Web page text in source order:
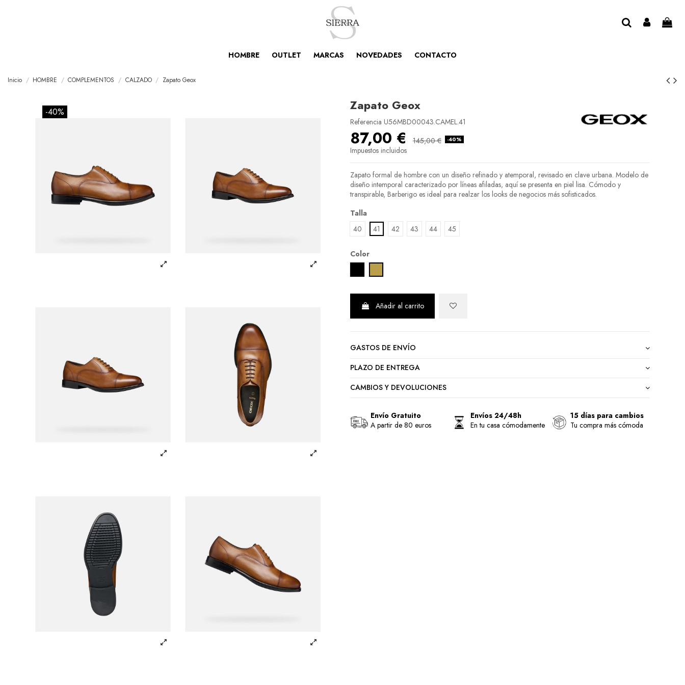
HOMBRE OUTLET MARCAS NOVEDADES CONTACTO
Inicio HOMBRE COMPLEMENTOS CALZADO Zapato Geox
-40% Zapato Geox
Referencia U56MBD00043.CAMEL.41
87,00 € 145,00 € -40%
Impuestos incluidos
Zapato formal de hombre con un diseño refinado y atemporal, revisado en clave urbana. Modelo de
diseño intemporal caracterizado por líneas afiladas, aquí se presenta en piel lisa. Cómodo y
transpirable, Barberigo es ideal para realzar los looks de negocios más sofisticados.
Talla
40
41 42 43 44 45
Color
Añadir al carrito
GASTOS DE ENVÍO
PLAZO DE ENTREGA
CAMBIOS Y DEVOLUCIONES
Envío Gratuito
A partir de 80 euros
Envíos 24/48h
En tu casa cómodamente
15 días para cambios
Tu compra más cómoda